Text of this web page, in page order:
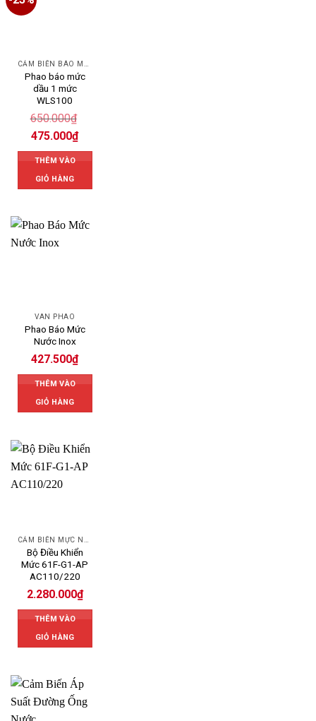
Phao báo mức
dầu 1 mức
WLS100
650.000₫
Giá
gốc
650.000₫.
475.000₫
hiện
tại
là:
475.000₫.
THÊM VÀO
GIỎ HÀNG
VAN PHAO
Phao Báo Mức
Nước Inox
427.500₫
THÊM VÀO
GIỎ HÀNG
CẢM BIẾN MỰC NƯỚC OMRON
Bộ Điều Khiển
Mức 61F-G1-AP
AC110/220
2.280.000₫
THÊM VÀO
GIỎ HÀNG